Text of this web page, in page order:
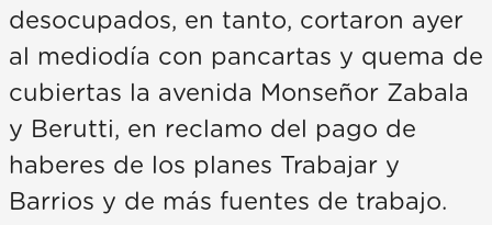
desocupados, en tanto, cortaron ayer
al mediodía con pancartas y quema de
cubiertas la avenida Monseñor Zabala
y Berutti, en reclamo del pago de
haberes de los planes Trabajar y
Barrios y de más fuentes de trabajo.